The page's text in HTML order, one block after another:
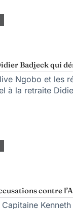
Badjeck qui
Ngobo et les
à la retraite
contre